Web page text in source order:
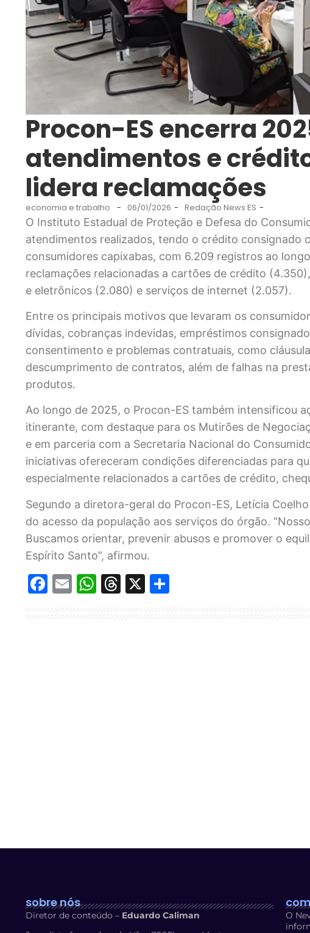
Procon-ES encerra
atendimentos e
lidera reclamações
economia e trabalho - 06/01/2026 - Redação News ES -
O Instituto Estadual de Proteção e Defesa do
atendimentos realizados, tendo o crédito consignado
consumidores capixabas, com 6.209 registros ao
reclamações relacionadas a cartões de crédito
e eletrônicos (2.080) e serviços de internet (2.057).
Entre os principais motivos que levaram os
dívidas, cobranças indevidas, empréstimos
consentimento e problemas contratuais, como
descumprimento de contratos, além de falhas na
produtos.
Ao longo de 2025, o Procon-ES também intensificou
itinerante, com destaque para os Mutirões de
e em parceria com a Secretaria Nacional do
iniciativas ofereceram condições diferenciadas para
especialmente relacionados a cartões de crédito,
Segundo a diretora-geral do Procon-ES, Letícia
do acesso da população aos serviços do órgão.
Buscamos orientar, prevenir abusos e promover o
Espírito Santo”, afirmou.
Facebook
EmailWhatsApp
Threads
X
sobre nós
Diretor de conteúdo – Eduardo Caliman
O